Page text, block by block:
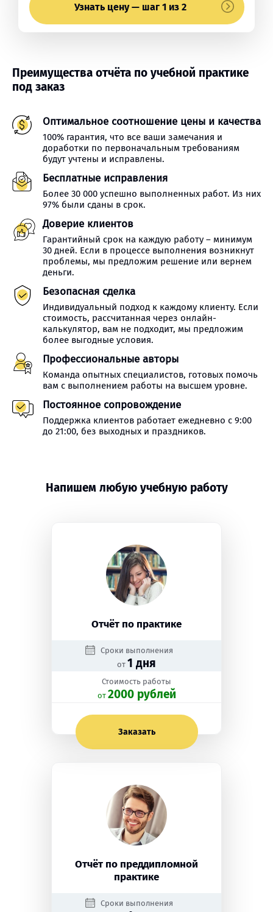
Узнать цену — шаг 1 из 2
Преимущества отчёта по учебной практике
под заказ
Оптимальное соотношение цены и качества
100% гарантия, что все ваши замечания и
доработки по первоначальным требованиям
будут учтены и исправлены.
Бесплатные исправления
Более 30 000 успешно выполненных работ. Из них
97% были сданы в срок.
Доверие клиентов
Гарантийный срок на каждую работу – минимум
30 дней. Если в процессе выполнения возникнут
проблемы, мы предложим решение или вернем
деньги.
Безопасная сделка
Индивидуальный подход к каждому клиенту. Если
стоимость, рассчитанная через онлайн-
калькулятор, вам не подходит, мы предложим
более выгодные условия.
Профессиональные авторы
Команда опытных специалистов, готовых помочь
вам с выполнением работы на высшем уровне.
Постоянное сопровождение
Поддержка клиентов работает ежедневно с 9:00
до 21:00, без выходных и праздников.
Напишем любую учебную работу
Отчёт по практике
Сроки выполнения
от 1 дня
Стоимость работы
oт 2000 рублей
Заказать
Отчёт по преддипломной
практике
Сроки выполнения